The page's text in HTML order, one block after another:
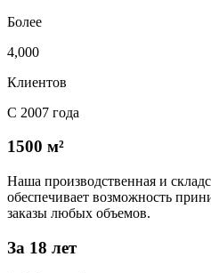
Более
4,000
Клиентов
С 2007 года
1500 м²
Наша производственная и
обеспечивает возможность
заказы любых объемов.
За 18 лет